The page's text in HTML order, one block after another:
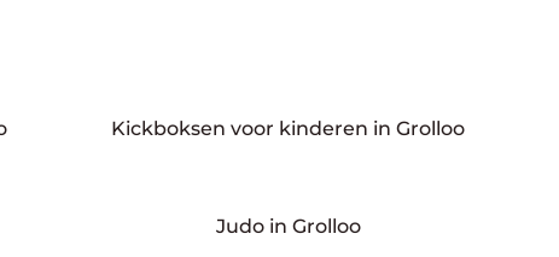
Kickboksen voor kinderen in Grolloo
Judo in Grolloo